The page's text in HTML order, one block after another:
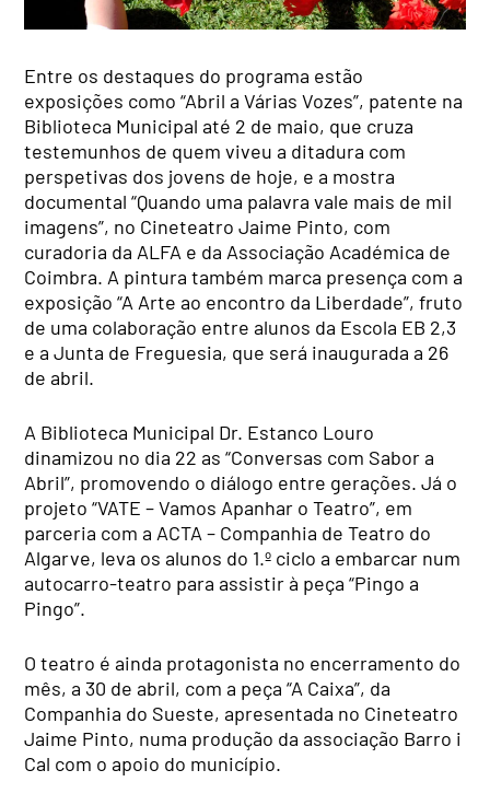
Entre os destaques do programa estão
exposições como “Abril a Várias Vozes”, patente na
Biblioteca Municipal até 2 de maio, que cruza
testemunhos de quem viveu a ditadura com
perspetivas dos jovens de hoje, e a mostra
documental “Quando uma palavra vale mais de mil
imagens”, no Cineteatro Jaime Pinto, com
curadoria da ALFA e da Associação Académica de
Coimbra. A pintura também marca presença com a
exposição “A Arte ao encontro da Liberdade”, fruto
de uma colaboração entre alunos da Escola EB 2,3
e a Junta de Freguesia, que será inaugurada a 26
de abril.
A Biblioteca Municipal Dr. Estanco Louro
dinamizou no dia 22 as “Conversas com Sabor a
Abril”, promovendo o diálogo entre gerações. Já o
projeto “VATE – Vamos Apanhar o Teatro”, em
parceria com a ACTA – Companhia de Teatro do
Algarve, leva os alunos do 1.º ciclo a embarcar num
autocarro-teatro para assistir à peça “Pingo a
Pingo”.
O teatro é ainda protagonista no encerramento do
mês, a 30 de abril, com a peça “A Caixa”, da
Companhia do Sueste, apresentada no Cineteatro
Jaime Pinto, numa produção da associação Barro i
Cal com o apoio do município.